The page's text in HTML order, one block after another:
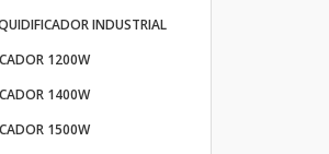
INDUSTRIAL
1200W
1400W
1500W